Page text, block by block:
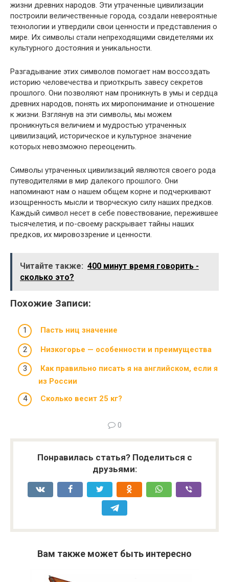
жизни древних народов. Эти утраченные цивилизации
построили величественные города, создали невероятные
технологии и утвердили свои ценности и представления о
мире. Их символы стали непреходящими свидетелями их
культурного достояния и уникальности.
Разгадывание этих символов помогает нам воссоздать
историю человечества и приоткрыть завесу секретов
прошлого. Они позволяют нам проникнуть в умы и сердца
древних народов, понять их миропонимание и отношение
к жизни. Взглянув на эти символы, мы можем
проникнуться величием и мудростью утраченных
цивилизаций, историческое и культурное значение
которых невозможно переоценить.
Символы утраченных цивилизаций являются своего рода
путеводителями в мир далекого прошлого. Они
напоминают нам о нашем общем корне и подчеркивают
изощренность мысли и творческую силу наших предков.
Каждый символ несет в себе повествование, пережившее
тысячелетия, и по-своему раскрывает тайны наших
предков, их мировоззрение и ценности.
Читайте также: 400 минут время говорить -
сколько это?
Похожие Записи:
Пасть ниц значение
Низкогорье — особенности и преимущества
Как правильно писать я на английском, если я
из России
Сколько весит 25 кг?
0
Понравилась статья? Поделиться с
друзьями:
Вам также может быть интересно